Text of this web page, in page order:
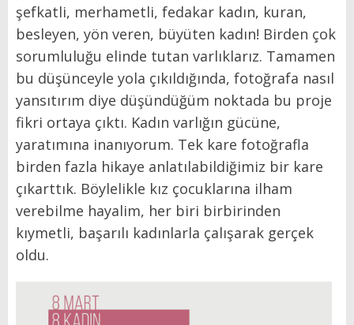
şefkatli, merhametli, fedakar kadın, kuran,
besleyen, yön veren, büyüten kadın! Birden çok
sorumluluğu elinde tutan varlıklarız. Tamamen
bu düşünceyle yola çıkıldığında, fotoğrafa nasıl
yansıtırım diye düşündüğüm noktada bu proje
fikri ortaya çıktı. Kadın varlığın gücüne,
yaratımına inanıyorum. Tek kare fotoğrafla
birden fazla hikaye anlatılabildiğimiz bir kare
çıkarttık. Böylelikle kız çocuklarına ilham
verebilme hayalim, her biri birbirinden
kıymetli, başarılı kadınlarla çalışarak gerçek
oldu.